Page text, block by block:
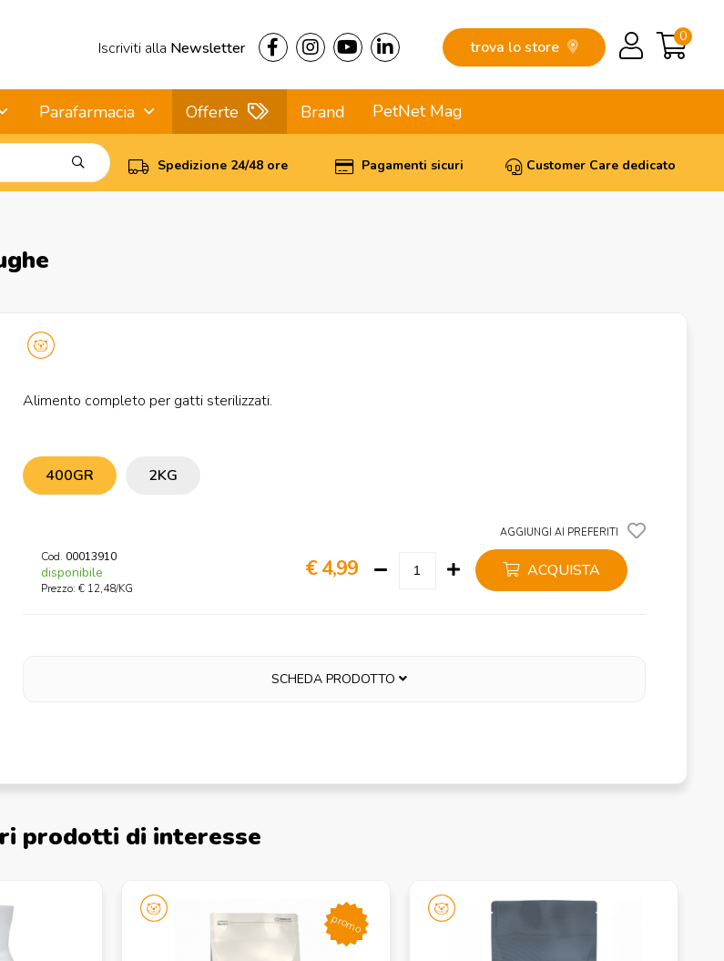
Iscriviti alla Newsletter trova lo store
0
Parafarmacia Offerte Brand PetNet Mag
Spedizione 24/48 ore Pagamenti sicuri Customer Care dedicato
Alimento completo per gatti sterilizzati.
400GR 2KG
AGGIUNGI AI PREFERITI
Cod. 00013910
disponibile
Prezzo: € 12,48/KG
€ 4,99 ACQUISTA
SCHEDA PRODOTTO
prodotti di interesse
promo